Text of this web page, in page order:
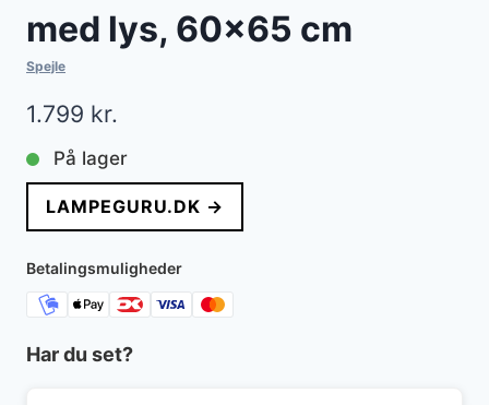
med lys, 60×65 cm
Spejle
1.799 kr.
På lager
LAMPEGURU.DK →
Betalingsmuligheder
Har du set?